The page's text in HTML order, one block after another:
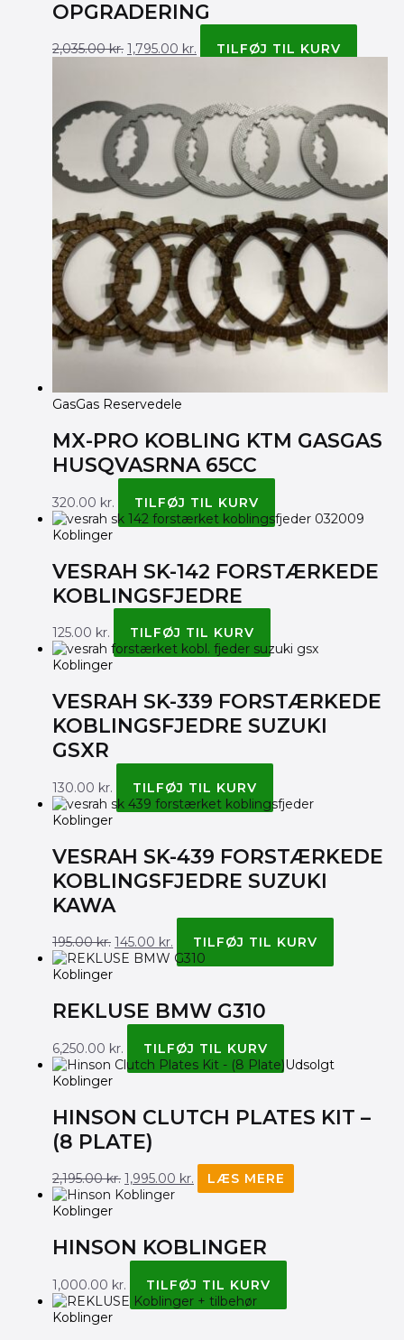
OPGRADERING
2,035.00kr. 1,795.00 kr. TILFØJ TIL KURV
GasGas Reservedele
MX-PRO KOBLING KTM GASGAS
HUSQVASRNA 65CC
320.00 kr.
TILFØJ TIL KURV
Koblinger
VESRAH SK-142 FORSTÆRKEDE
KOBLINGSFJEDRE
125.00 kr.
TILFØJ TIL KURV
Koblinger
VESRAH SK-339 FORSTÆRKEDE
KOBLINGSFJEDRE SUZUKI
GSXR
130.00 kr.
TILFØJ TIL KURV
Koblinger
VESRAH SK-439 FORSTÆRKEDE
KOBLINGSFJEDRE SUZUKI
KAWA
195.00kr. 145.00 kr.
TILFØJ TIL KURV
Koblinger
REKLUSE BMW G310
6,250.00 kr.
TILFØJ TIL KURV
Udsolgt
Koblinger
HINSON CLUTCH PLATES KIT –
(8 PLATE)
2,195.00kr. 1,995.00 kr.
LÆS MERE
Koblinger
HINSON KOBLINGER
1,000.00 kr.
TILFØJ TIL KURV
Koblinger